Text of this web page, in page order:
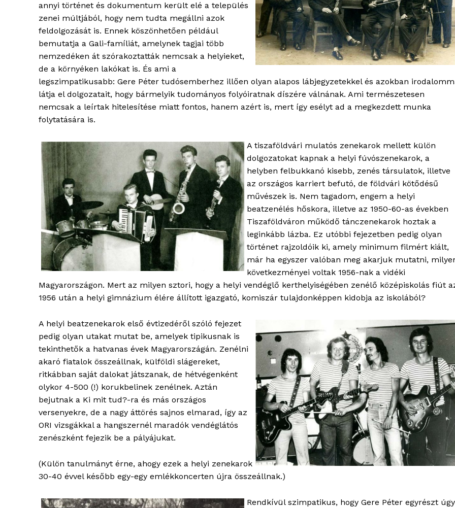
blogSZOLNOK
szubjektív
élményportál
ELŐFIZETÉS
bSZ fiók
Előfizetés
Kapcsolat
Adatkezelési tájékoztató
Hirdetés
annyi történet és dokumentum került elé a település
zenei múltjából, hogy nem tudta megállni azok
feldolgozását is. Ennek köszönhetően például
bemutatja a Gali-famíliát, amelynek tagjai több
nemzedéken át szórakoztatták nemcsak a helyieket,
de a környéken lakókat is. És ami a
legszimpatikusabb: Gere Péter tudósemberhez illően olyan alapos lábjegyzetekkel és azokban
látja el dolgozatait, hogy bármelyik tudományos folyóiratnak díszére válnának. Ami természetesen
nemcsak a leírtak hitelesítése miatt fontos, hanem azért is, mert így esélyt ad a megkezdett munka
folytatására is.
A tiszaföldvári mulatós zenekarok mellett külön
dolgozatokat kapnak a helyi fúvószenekarok, a
helyben felbukkanó kisebb, zenés társulatok, illetve
az országos karriert befutó, de földvári kötődésű
művészek is. Nem tagadom, engem a helyi
beatzenélés hőskora, illetve az 1950-60-as években
Tiszaföldváron működő tánczenekarok hoztak a
leginkább lázba. Ez utóbbi fejezetben pedig olyan
történet rajzoldóik ki, amely minimum filmért kiált,
már ha egyszer valóban meg akarjuk mutatni,
következményei voltak 1956-nak a vidéki
Magyarországon. Mert az milyen sztori, hogy a helyi vendéglő kerthelyiségében zenélő középiskolás fiút
1956 után a helyi gimnázium élére állított igazgató, komiszár tulajdonképpen kidobja az iskolából?
A helyi beatzenekarok első évtizedéről szóló fejezet
pedig olyan utakat mutat be, amelyek tipikusnak is
tekinthetők a hatvanas évek Magyarországán. Zenélni
akaró fiatalok összeállnak, külföldi slágereket,
ritkábban saját dalokat játszanak, de hétvégenként
olykor 4-500 (!) korukbelinek zenélnek. Aztán
bejutnak a Ki mit tud?-ra és más országos
versenyekre, de a nagy áttörés sajnos elmarad, így az
ORI vizsgákkal a hangszernél maradók vendéglátós
zenészként fejezik be a pályájukat.
(Külön tanulmányt érne, ahogy ezek a helyi zenekarok
30-40 évvel később egy-egy emlékkoncerten újra összeállnak.)
Rendkívül szimpatikus, hogy Gere Péter egyrészt úgy